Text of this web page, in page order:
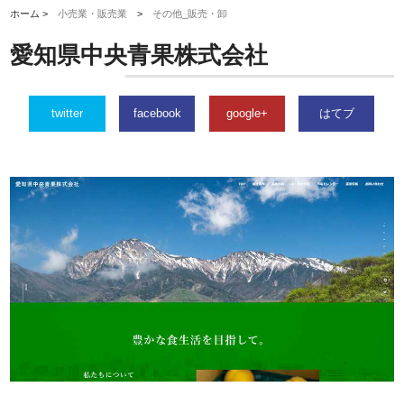
ホーム >小売業・販売業 > その他_販売・卸
愛知県中央青果株式会社
twitter facebook google+ はてブ